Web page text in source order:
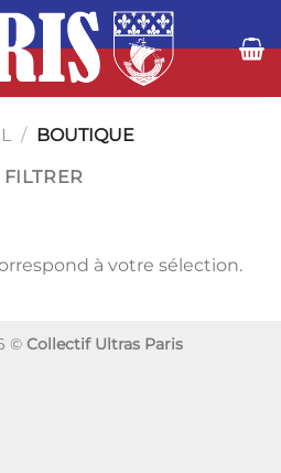
/ BOUTIQUE
FILTRER
à votre sélection.
© Collectif Ultras Paris